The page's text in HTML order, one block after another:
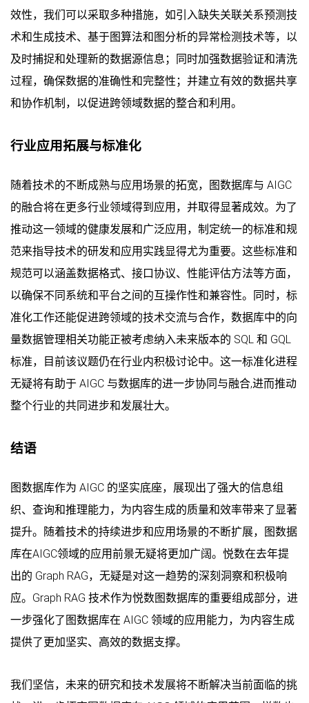
效性，我们可以采取多种措施，如引入缺失关联关系预测技
术和生成技术、基于图算法和图分析的异常检测技术等，以
及时捕捉和处理新的数据源信息；同时加强数据验证和清洗
过程，确保数据的准确性和完整性；并建立有效的数据共享
和协作机制，以促进跨领域数据的整合和利用。
行业应用拓展与标准化
随着技术的不断成熟与应用场景的拓宽，图数据库与 AIGC
的融合将在更多行业领域得到应用，并取得显著成效。为了
推动这一领域的健康发展和广泛应用，制定统一的标准和规
范来指导技术的研发和应用实践显得尤为重要。这些标准和
规范可以涵盖数据格式、接口协议、性能评估方法等方面，
以确保不同系统和平台之间的互操作性和兼容性。同时，标
准化工作还能促进跨领域的技术交流与合作，数据库中的向
量数据管理相关功能正被考虑纳入未来版本的 SQL 和 GQL
标准，目前该议题仍在行业内积极讨论中。这一标准化进程
无疑将有助于 AIGC 与数据库的进一步协同与融合,进而推动
整个行业的共同进步和发展壮大。
结语
图数据库作为 AIGC 的坚实底座，展现出了强大的信息组
织、查询和推理能力，为内容生成的质量和效率带来了显著
提升。随着技术的持续进步和应用场景的不断扩展，图数据
库在AIGC领域的应用前景无疑将更加广阔。悦数在去年提
出的 Graph RAG，无疑是对这一趋势的深刻洞察和积极响
应。Graph RAG 技术作为悦数图数据库的重要组成部分，进
一步强化了图数据库在 AIGC 领域的应用能力，为内容生成
提供了更加坚实、高效的数据支撑。
我们坚信，未来的研究和技术发展将不断解决当前面临的挑